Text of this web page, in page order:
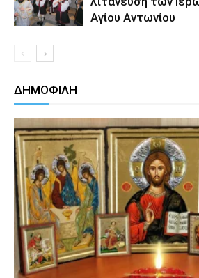
Αγίου Αντωνίου
ΔΗΜΟΦΙΛΗ